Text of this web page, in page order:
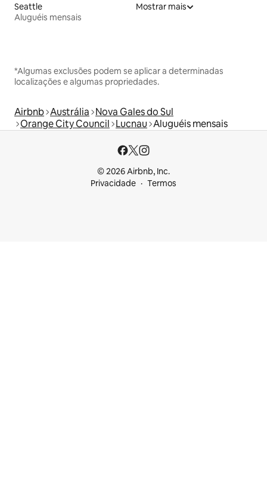
Seattle
Aluguéis mensais
Mostrar mais
*Algumas exclusões podem se aplicar a determinadas
localizações e algumas propriedades.
Airbnb Austrália Nova Gales do Sul
Orange City Council Lucnau Aluguéis mensais
© 2026 Airbnb, Inc.
Privacidade
Termos